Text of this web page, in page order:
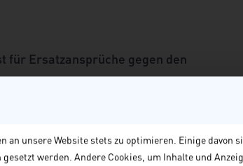
an unsere Website stets zu optimieren. Einige davon
werden. Andere Cookies, um Inhalte und
für Ersatzansprüche gegen den
der Mietsache verjähren bekanntlich
zurückerhält (§ 548 Abs.1 BGB).
Ersatzansprüchen des Mieters (§ 548
rechtlichen "Feinheiten" bewusst ist